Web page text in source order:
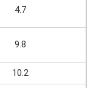
4.7
9.8
10.2